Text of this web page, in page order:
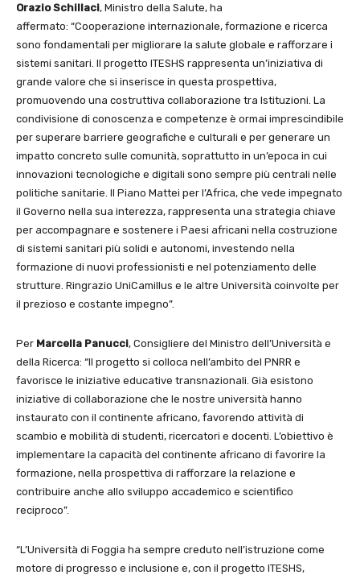
Orazio Schillaci, Ministro della Salute, ha
affermato: “Cooperazione internazionale, formazione e ricerca
sono fondamentali per migliorare la salute globale e rafforzare i
sistemi sanitari. Il progetto ITESHS rappresenta un’iniziativa di
grande valore che si inserisce in questa prospettiva,
promuovendo una costruttiva collaborazione tra Istituzioni. La
condivisione di conoscenza e competenze è ormai imprescindibile
per superare barriere geografiche e culturali e per generare un
impatto concreto sulle comunità, soprattutto in un’epoca in cui
innovazioni tecnologiche e digitali sono sempre più centrali nelle
politiche sanitarie. Il Piano Mattei per l’Africa, che vede impegnato
il Governo nella sua interezza, rappresenta una strategia chiave
per accompagnare e sostenere i Paesi africani nella costruzione
di sistemi sanitari più solidi e autonomi, investendo nella
formazione di nuovi professionisti e nel potenziamento delle
strutture. Ringrazio UniCamillus e le altre Università coinvolte per
il prezioso e costante impegno”.
Per Marcella Panucci, Consigliere del Ministro dell’Università e
della Ricerca: “Il progetto si colloca nell’ambito del PNRR e
favorisce le iniziative educative transnazionali. Già esistono
iniziative di collaborazione che le nostre università hanno
instaurato con il continente africano, favorendo attività di
scambio e mobilità di studenti, ricercatori e docenti. L’obiettivo è
implementare la capacità del continente africano di favorire la
formazione, nella prospettiva di rafforzare la relazione e
contribuire anche allo sviluppo accademico e scientifico
reciproco”.
“L’Università di Foggia ha sempre creduto nell’istruzione come
motore di progresso e inclusione e, con il progetto ITESHS,